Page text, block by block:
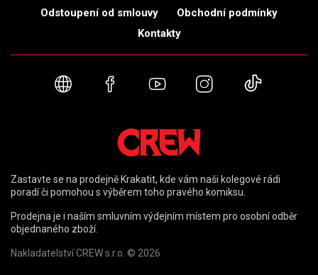
Odstoupení od smlouvy
Obchodní podmínky
Kontakty
Webové stránky
FacebookYouTubeInstagram
Zastavte se na prodejně Krakatit, kde vám naši kolegové rádi
poradí či pomohou s výběrem toho pravého komiksu.
Prodejna je i naším smluvním výdejním místem pro osobní odběr
objednaného zboží.
Nakladatelství CREW s.r.o. © 2026